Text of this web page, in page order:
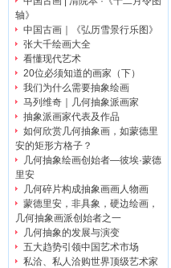
轴》
中国古画｜《弘历雪景行乐图》
张大千绘画大全
看懂现代艺术
20位必须知道的画家（下）
我们为什么需要抽象绘画
马列维奇｜几何抽象派画家
抽象派画家代表及作品
如何欣赏几何抽象画，如蒙德里
安的矩形方格子？
几何抽象绘画创始者—彼埃·蒙德
里安
几何碎片构成抽象画画人物画
蒙德里安，非具象，硬边绘画，
几何抽象画派创始者之一
几何抽象的发展与演变
五大趋势引领中国艺术市场
私洽、私人洽购世界顶级艺术家